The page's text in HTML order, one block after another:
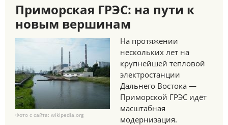
Приморская ГРЭС: на пути к
новым вершинам
Фото с сайта: wikipedia.org
На протяжении
нескольких лет на
крупнейшей тепловой
электростанции
Дальнего Востока —
Приморской ГРЭС идёт
масштабная
модернизация.